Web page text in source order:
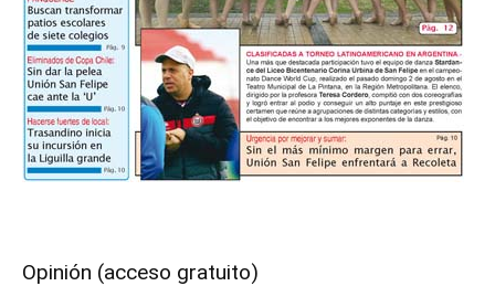
Opinión (acceso gratuito)